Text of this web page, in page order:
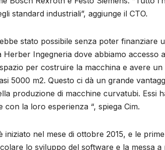
standard industriali”, aggiunge il CTO.
stato possibile senza poter
Ingegneria dove abbiamo accesso
per costruire la macchina e avere
5000 m2. Questo ci dà un grande
produzione di macchine curvatubi. Essi
la loro esperienza “, spiega Cim.
iniziato nel mese di ottobre 2015, e le
lo sviluppo del software e la messa